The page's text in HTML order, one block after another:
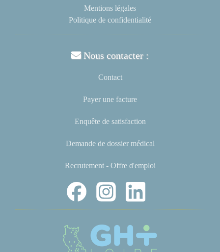
Mentions légales
Politique de confidentialité
Nous contacter :
Contact
Payer une facture
Enquête de satisfaction
Demande de dossier médical
Recrutement - Offre d'emploi